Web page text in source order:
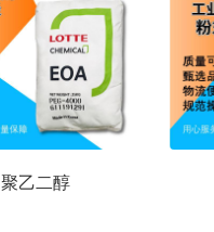
聚乙二醇